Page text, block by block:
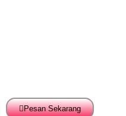
Pesan Sekarang